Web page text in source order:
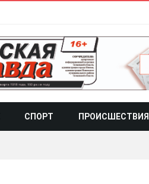
СПОРТ ПРОИСШЕСТВИЯ